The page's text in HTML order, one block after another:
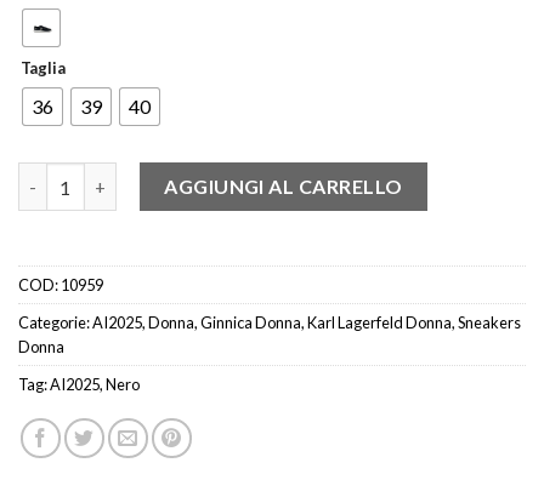
Taglia
36 39 40
KARL LAGERFELD 62529 SNEAKER OMINO BORCHIE NERO
AGGIUNGI AL CARRELLO
COD:10959
Categorie:AI2025,Donna,Ginnica Donna,Karl Lagerfeld Donna,Sneakers
Donna
Tag:AI2025,Nero